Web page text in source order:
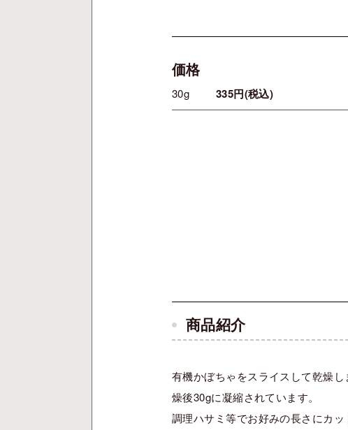
価格
30g 335円(税込)
商品紹介
有機かぼちゃをスライスして乾燥
燥後30gに凝縮されています。
調理ハサミ等でお好みの長さにカ